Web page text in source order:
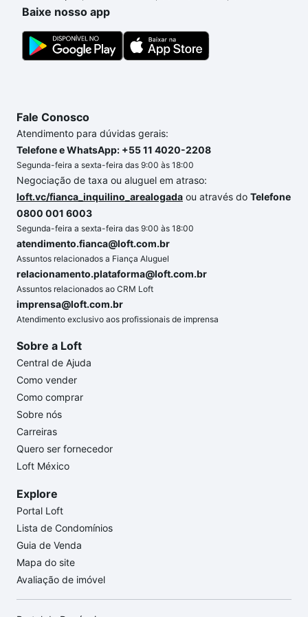
conforto. Loft, com você até as chaves.
Baixe nosso app
Fale Conosco
Atendimento para dúvidas gerais:
Telefone e WhatsApp: +55 11 4020-2208
Segunda-feira a sexta-feira das 9:00 às 18:00
Negociação de taxa ou aluguel em atraso:
loft.vc/fianca_inquilino_arealogada ou através do Telefone
0800 001 6003
Segunda-feira a sexta-feira das 9:00 às 18:00
atendimento.fianca@loft.com.br
Assuntos relacionados a Fiança Aluguel
relacionamento.plataforma@loft.com.br
Assuntos relacionados ao CRM Loft
imprensa@loft.com.br
Atendimento exclusivo aos profissionais de imprensa
Sobre a Loft
Central de Ajuda
Como vender
Como comprar
Sobre nós
Carreiras
Quero ser fornecedor
Loft México
Explore
Portal Loft
Lista de Condomínios
Guia de Venda
Mapa do site
Avaliação de imóvel